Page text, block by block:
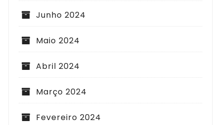
Junho 2024
Maio 2024
Abril 2024
Março 2024
Fevereiro 2024